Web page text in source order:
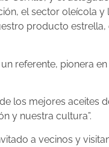
el sector oleícola y
producto estrella,
referente, pionera
los mejores aceites
y nuestra cultura”.
a vecinos y